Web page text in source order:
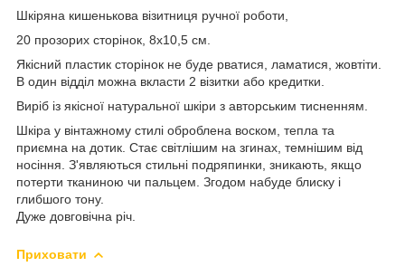
Шкіряна кишенькова візитниця ручної роботи,
20 прозорих сторінок, 8х10,5 см.
Якісний пластик сторінок не буде рватися, ламатися, жовтіти.
В один відділ можна вкласти 2 візитки або кредитки.
Виріб із якісної натуральної шкіри з авторським тисненням.
Шкіра у вінтажному стилі оброблена воском, тепла та
приємна на дотик. Стає світлішим на згинах, темнішим від
носіння. З'являються стильні подряпинки, зникають, якщо
потерти тканиною чи пальцем. Згодом набуде блиску і
глибшого тону.
Дуже довговічна річ.
Приховати